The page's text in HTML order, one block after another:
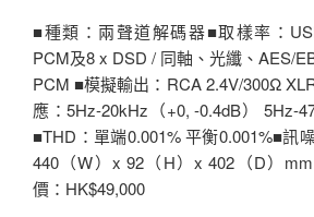
■種類：兩聲道解碼器■取樣率：
PCM及8 x DSD / 同軸、光纖、AES/
PCM ■模擬輸出：RCA 2.4V/300Ω
應：5Hz-20kHz（+0, -0.4dB） 5Hz-
■THD：單端0.001% 平衡0.001%■訊
440（W）x 92（H）x 402（D）
價：HK$49,000